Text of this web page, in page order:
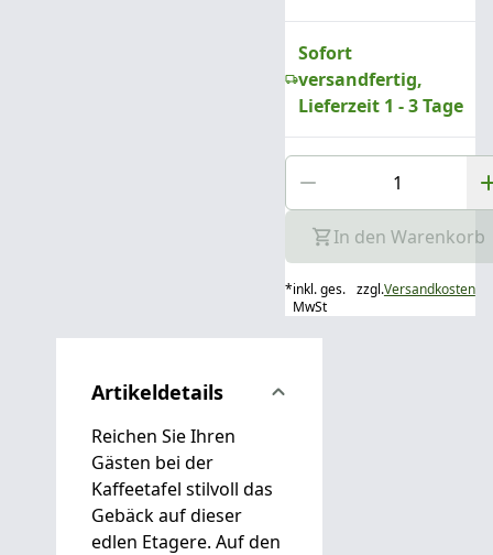
Sofort
versandfertig,
Lieferzeit 1 - 3 Tage
In den Warenkorb
*inkl. ges.
MwSt
zzgl.Versandkosten
Artikeldetails
Reichen Sie Ihren
Gästen bei der
Kaffeetafel stilvoll das
Gebäck auf dieser
edlen Etagere. Auf den